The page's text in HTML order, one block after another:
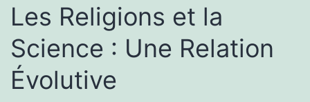
Les Religions et la
Science : Une Relation
Évolutive